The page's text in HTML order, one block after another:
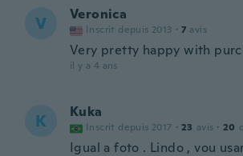
V Veronica
Inscrit depuis 2013 · 7 avis
Very pretty happy with
il y a 4 ans
K Kuka
Inscrit depuis 2017 · 23 avis · 20
Igual a foto . Lindo , vou